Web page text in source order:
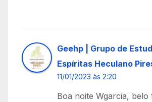
Geehp | Grupo de
Espíritas Heculano
11/01/2023 às 2:20
Boa noite Wgarcia, belo